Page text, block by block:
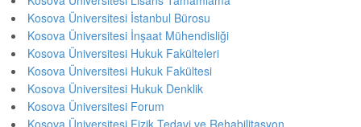
Kosova Üniversitesi İstanbul Bürosu
Kosova Üniversitesi İnşaat Mühendisliği
Kosova Üniversitesi Hukuk Fakülteleri
Kosova Üniversitesi Hukuk Fakültesi
Kosova Üniversitesi Hukuk Denklik
Kosova Üniversitesi Forum
Kosova Üniversitesi Fizik Tedavi ve Rehabilitasyon